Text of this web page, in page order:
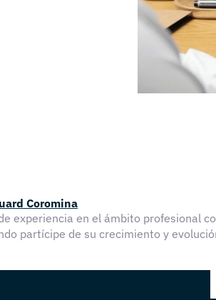
Coromina
experiencia en el ámbito profesional
partícipe de su crecimiento y